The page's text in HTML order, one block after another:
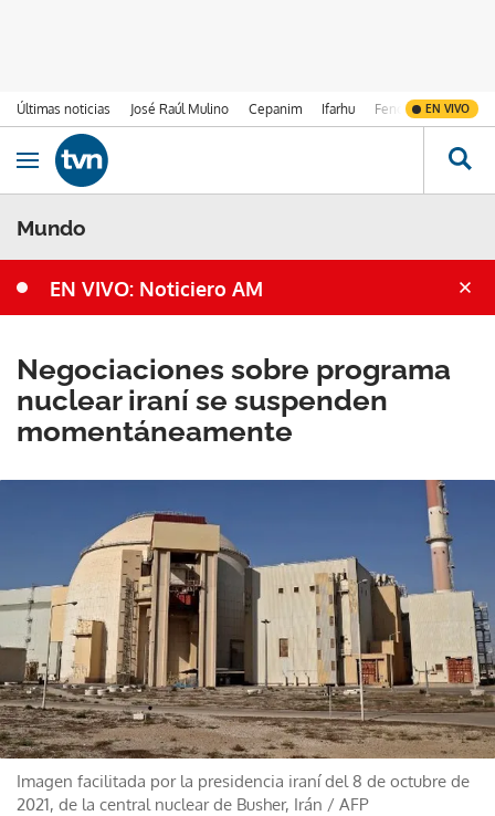
Últimas noticias José Raúl Mulino Cepanim Ifarhu Fenómeno de El
EN VIVO
Ir al contenido
Obrir navegació
Mundo
EN VIVO: Noticiero AM
Negociaciones sobre programa
nuclear iraní se suspenden
momentáneamente
Imagen facilitada por la presidencia iraní del 8 de octubre de
2021, de la central nuclear de Busher, Irán / AFP